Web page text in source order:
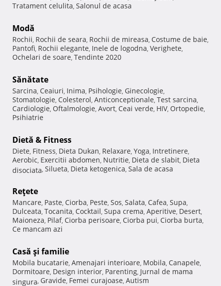
Tratament celulita, Salonul de acasa
Modă
Rochii, Rochii de seara, Rochii de mireasa, Costume de baie,
Pantofi, Rochii elegante, Inele de logodna, Verighete,
Ochelari de soare, Tendinte 2020
Sănătate
Sarcina, Ceaiuri, Inima, Psihologie, Ginecologie,
Stomatologie, Colesterol, Anticonceptionale, Test sarcina,
Cardiologie, Oftalmologie, Avort, Ceai verde, HIV, Ortopedie,
Psihiatrie
Dietă & Fitness
Diete, Fitness, Dieta Dukan, Relaxare, Yoga, Intretinere,
Aerobic, Exercitii abdomen, Nutritie, Dieta de slabit, Dieta
disociata, Silueta, Dieta ketogenica, Sala de acasa
Reţete
Mancare, Paste, Ciorba, Peste, Sos, Salata, Cafea, Supa,
Dulceata, Tocanita, Cocktail, Supa crema, Aperitive, Desert,
Maioneza, Pilaf, Ciorba perisoare, Ciorba pui, Ciorba burta,
Ce mancam azi
Casă şi familie
Mobila bucatarie, Amenajari interioare, Mobila, Canapele,
Dormitoare, Design interior, Parenting, Jurnal de mama
singura, Gravide, Femei curajoase, Autism